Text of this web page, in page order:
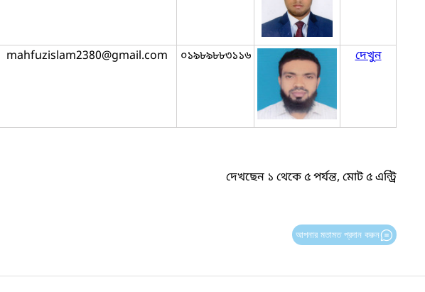
mahfuzislam2380@gmail.com ০১৯৮৯৮৮৩১১৬ দেখুন
দেখছেন ১ থেকে ৫ পর্যন্ত, মোট ৫ এন্ট্রি
আপনার মতামত প্রদান করুন